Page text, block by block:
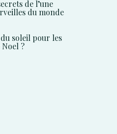
de l’une
du monde
soleil pour les
Noel ?